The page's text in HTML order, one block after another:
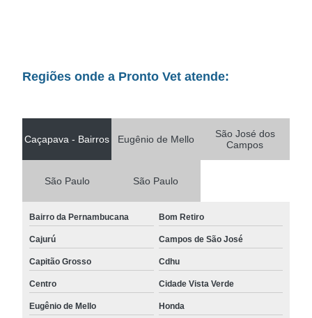
Regiões onde a Pronto Vet atende:
Caçapava - Bairros Eugênio de Mello
São José dos
Campos
São Paulo São Paulo
Bairro da Pernambucana Bom Retiro
Cajurú Campos de São José
Capitão Grosso Cdhu
Centro Cidade Vista Verde
Eugênio de Mello Honda